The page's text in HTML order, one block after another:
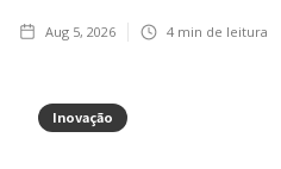
Aug 5, 2026 4 min de leitura
Inovação